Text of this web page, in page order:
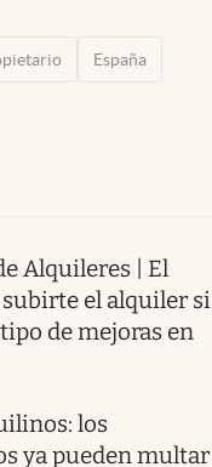
España
Alquileres | El
el alquiler si
de mejoras en
los
ya pueden multar